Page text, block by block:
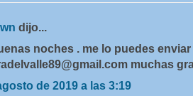
dijo...
noches . me lo puedes
muchas
de 2019 a las 3:19